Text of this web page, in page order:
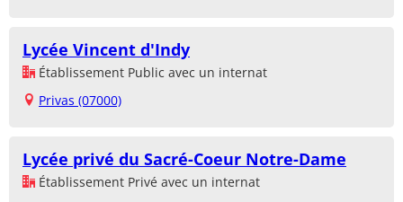
Lycée Vincent d'Indy
Établissement Public avec un internat
Privas (07000)
Lycée privé du Sacré-Coeur Notre-Dame
Établissement Privé avec un internat